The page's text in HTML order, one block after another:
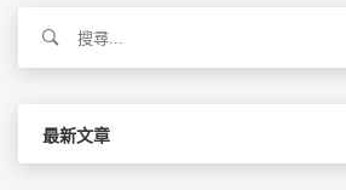
關
最新文章